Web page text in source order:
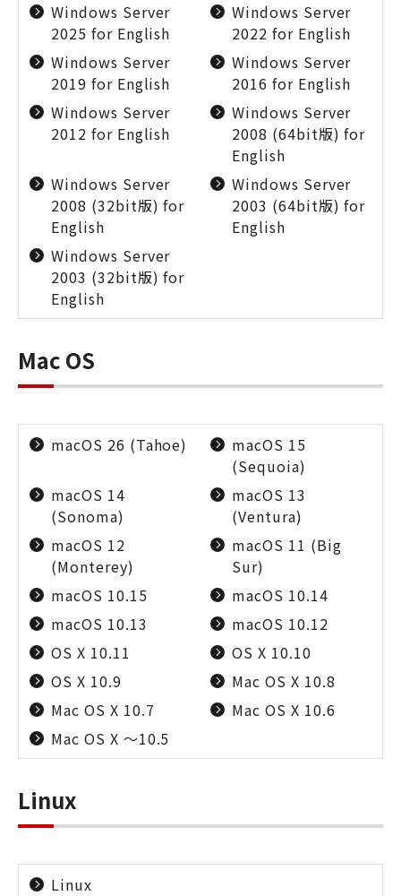
Windows Server
2025 for English
Windows Server
2022 for English
Windows Server
2019 for English
Windows Server
2016 for English
Windows Server
2012 for English
Windows Server
2008 (64bit版) for
English
Windows Server
2008 (32bit版) for
English
Windows Server
2003 (64bit版) for
English
Windows Server
2003 (32bit版) for
English
Mac OS
macOS 26 (Tahoe)
macOS 15
(Sequoia)
macOS 14
(Sonoma)
macOS 13
(Ventura)
macOS 12
(Monterey)
macOS 11 (Big
Sur)
macOS 10.15
macOS 10.14
macOS 10.13
macOS 10.12
OS X 10.11
OS X 10.10
OS X 10.9
Mac OS X 10.8
Mac OS X 10.7
Mac OS X 10.6
Mac OS X ～10.5
Linux
Linux